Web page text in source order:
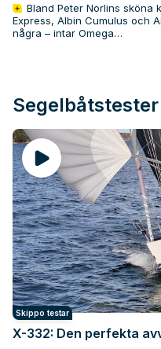
Bland Peter Norlins sköna
Express, Albin Cumulus och
några – intar Omega…
Segelbåtstester
Skippo testar
X-332: Den perfekta